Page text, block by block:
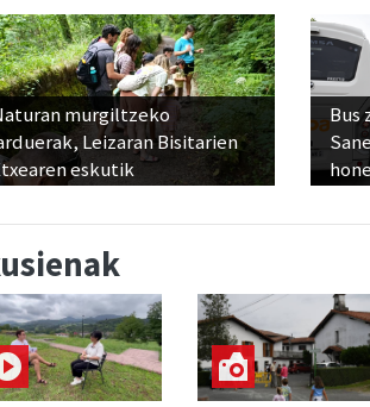
murgiltzeko
Leizaran Bisitarien
eskutik
Bus